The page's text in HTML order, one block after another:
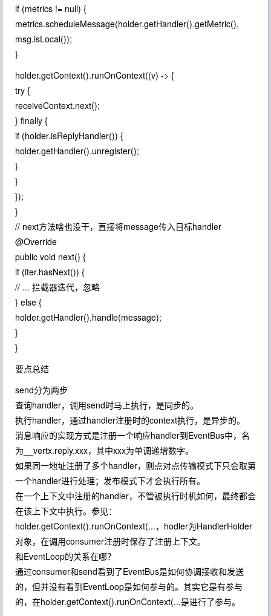
if (metrics != null) {
metrics.scheduleMessage(holder.getHandler().getMetric(),
msg.isLocal());
}
holder.getContext().runOnContext((v) -> {
try {
receiveContext.next();
} finally {
if (holder.isReplyHandler()) {
holder.getHandler().unregister();
}
}
});
}
// next方法啥也没干，直接将message传入目标handler
@Override
public void next() {
if (iter.hasNext()) {
// ... 拦截器迭代，忽略
} else {
holder.getHandler().handle(message);
}
}
要点总结
send分为两步
查询handler，调用send时马上执行，是同步的。
执行handler，通过handler注册时的context执行，是异步的。
消息响应的实现方式是注册一个响应handler到EventBus中，名
为__vertx.reply.xxx，其中xxx为单调递增数字。
如果同一地址注册了多个handler，则点对点传输模式下只会取第
一个handler进行处理；发布模式下才会执行所有。
在一个上下文中注册的handler，不管被执行时机如何，最终都会
在该上下文中执行。参见：
holder.getContext().runOnContext(...，hodler为HandlerHolder
对象，在调用consumer注册时保存了注册上下文。
和EventLoop的关系在哪？
通过consumer和send看到了EventBus是如何协调接收和发送
的，但并没有看到EventLoop是如何参与的。其实它是有参与
的，在holder.getContext().runOnContext(...是进行了参与。